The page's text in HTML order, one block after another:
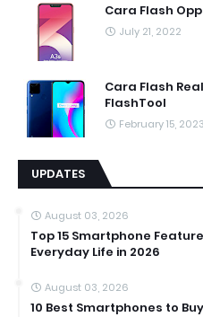
Cara Flash
July 21, 2022
Cara Flash
FlashTool
February 15, 2023
UPDATES
August 03, 2026
Top 15 Smartphone
Everyday Life in 2026
August 03, 2026
10 Best Smartphones to